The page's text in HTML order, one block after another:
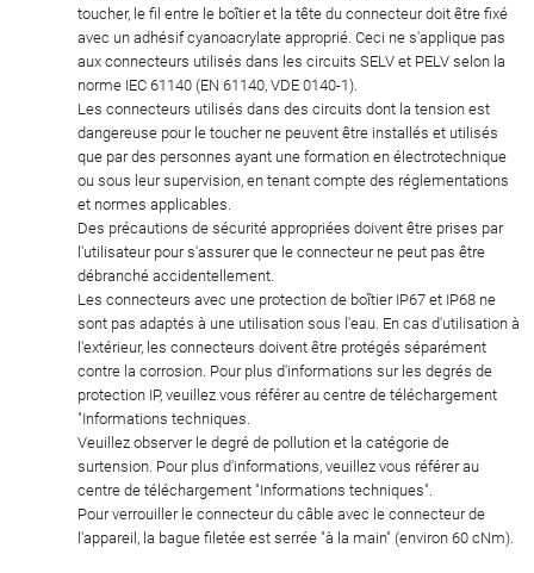
toucher, le fil entre le boîtier et la tête du connecteur doit être fixé
avec un adhésif cyanoacrylate approprié. Ceci ne s'applique pas
aux connecteurs utilisés dans les circuits SELV et PELV selon la
norme IEC 61140 (EN 61140, VDE 0140-1).
Les connecteurs utilisés dans des circuits dont la tension est
dangereuse pour le toucher ne peuvent être installés et utilisés
que par des personnes ayant une formation en électrotechnique
ou sous leur supervision, en tenant compte des réglementations
et normes applicables.
Des précautions de sécurité appropriées doivent être prises par
l'utilisateur pour s'assurer que le connecteur ne peut pas être
débranché accidentellement.
Les connecteurs avec une protection de boîtier IP67 et IP68 ne
sont pas adaptés à une utilisation sous l'eau. En cas d'utilisation à
l'extérieur, les connecteurs doivent être protégés séparément
contre la corrosion. Pour plus d'informations sur les degrés de
protection IP, veuillez vous référer au centre de téléchargement
"Informations techniques.
Veuillez observer le degré de pollution et la catégorie de
surtension. Pour plus d'informations, veuillez vous référer au
centre de téléchargement "Informations techniques".
Pour verrouiller le connecteur du câble avec le connecteur de
l'appareil, la bague filetée est serrée "à la main" (environ 60 cNm).